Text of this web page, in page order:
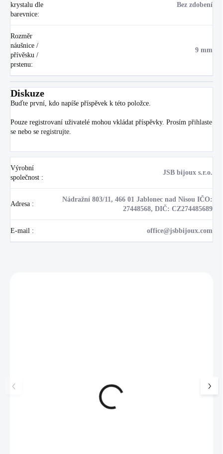
krystalu dle
barevnice:
Bez zdobení
Rozměr
náušnice /
přívěsku /
prstenu:
9 mm
Diskuze
Buďte první, kdo napíše příspěvek k této položce.
Pouze registrovaní uživatelé mohou vkládat příspěvky. Prosím přihlaste
se nebo se registrujte
Výrobní
společnost :
JSB bijoux s.r.o.
Adresa :
Nádražní 803/11, 466 01 Jablonec nad Nisou IČO:
27448568, DIČ: CZ274485689
E-mail : office@jsbbijoux.com